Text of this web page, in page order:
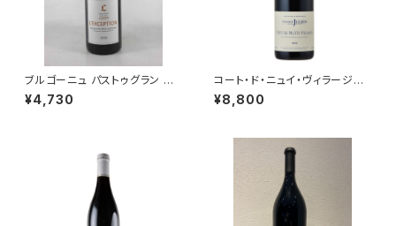
ブルゴーニュ パストゥグラン レ
クセプション 2021 ミシェル・ラ
ファルジュ 赤ワイン ブルゴーニ
¥4,730
コート・ド・ニュイ・ヴィラージュ
2018 750ml ドメーヌ・ジュリア
ン・ジェラール＆フィス
¥8,800